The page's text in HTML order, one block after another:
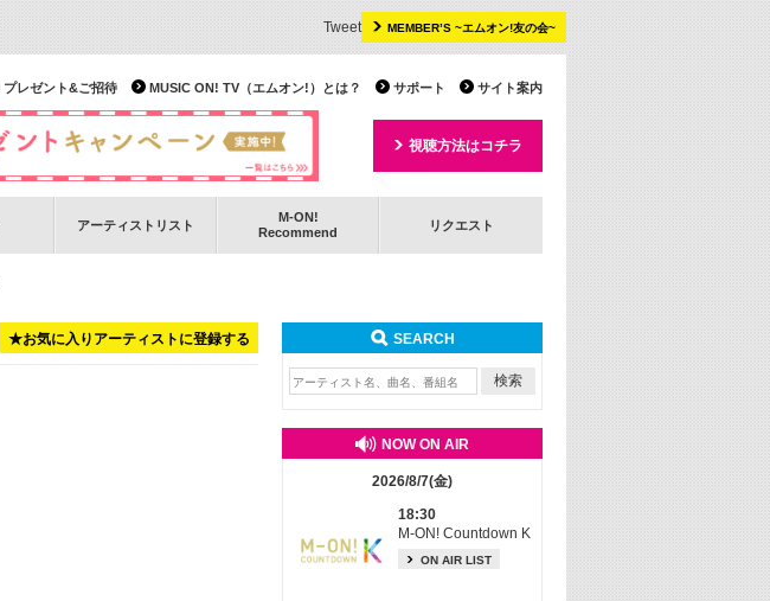
MEMBER’S ~エムオン!友の会~
Tweet
サイト案内
サポート
MUSIC ON! TV（エムオン!）とは？
プレゼント&ご招待
視聴方法はコチラ
アーティストリスト
M-ON!
Recommend
リクエスト
★お気に入りアーティストに登録する SEARCH
NOW ON AIR
2026/8/7(金)
18:30
M-ON! Countdown K
ON AIR LIST